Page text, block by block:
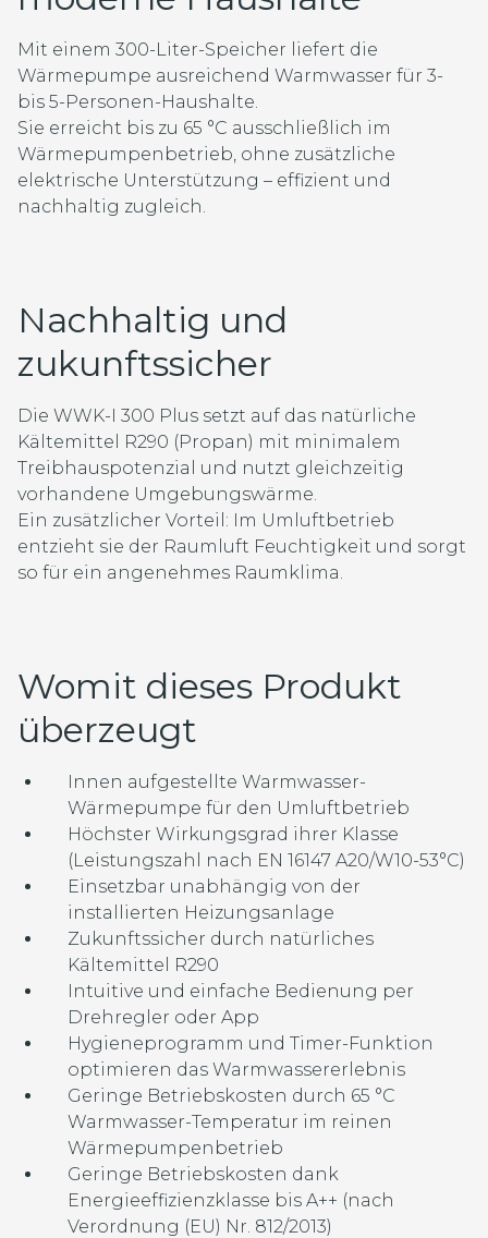
Mit einem 300-Liter-Speicher liefert die
Wärmepumpe ausreichend Warmwasser für 3-
bis 5-Personen-Haushalte.
Sie erreicht bis zu 65 °C ausschließlich im
Wärmepumpenbetrieb, ohne zusätzliche
elektrische Unterstützung – effizient und
nachhaltig zugleich.
Nachhaltig und
zukunftssicher
Die WWK-I 300 Plus setzt auf das natürliche
Kältemittel R290 (Propan) mit minimalem
Treibhauspotenzial und nutzt gleichzeitig
vorhandene Umgebungswärme.
Ein zusätzlicher Vorteil: Im Umluftbetrieb
entzieht sie der Raumluft Feuchtigkeit und sorgt
so für ein angenehmes Raumklima.
Womit dieses Produkt
überzeugt
Innen aufgestellte Warmwasser-
Wärmepumpe für den Umluftbetrieb
Höchster Wirkungsgrad ihrer Klasse
(Leistungszahl nach EN 16147 A20/W10-53°C)
Einsetzbar unabhängig von der
installierten Heizungsanlage
Zukunftssicher durch natürliches
Kältemittel R290
Intuitive und einfache Bedienung per
Drehregler oder App
Hygieneprogramm und Timer-Funktion
optimieren das Warmwassererlebnis
Geringe Betriebskosten durch 65 °C
Warmwasser-Temperatur im reinen
Wärmepumpenbetrieb
Geringe Betriebskosten dank
Energieeffizienzklasse bis A++ (nach
Verordnung (EU) Nr. 812/2013)